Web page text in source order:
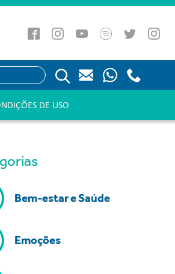
DE USO
Bem-estar e Saúde
Emoções